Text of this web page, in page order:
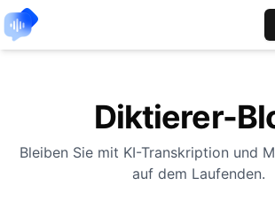
Diktierer-
Bleiben Sie mit KI-Transkription und
auf dem Laufenden.